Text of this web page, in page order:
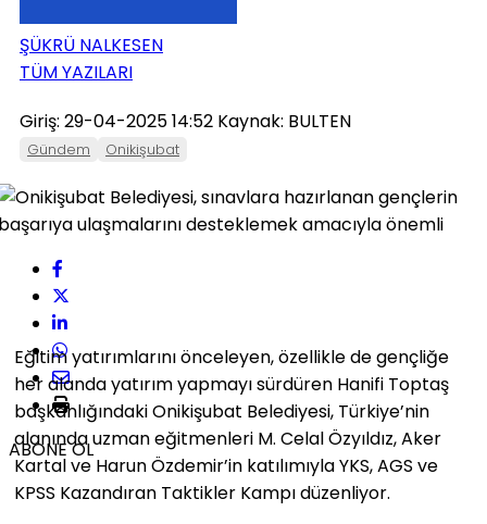
ŞÜKRÜ NALKESEN
TÜM YAZILARI
Giriş: 29-04-2025 14:52 Kaynak: BULTEN
Gündem Onikişubat
ABONE OL
Eğitim yatırımlarını önceleyen, özellikle de gençliğe
her alanda yatırım yapmayı sürdüren Hanifi Toptaş
başkanlığındaki Onikişubat Belediyesi, Türkiye’nin
alanında uzman eğitmenleri M. Celal Özyıldız, Aker
Kartal ve Harun Özdemir’in katılımıyla YKS, AGS ve
KPSS Kazandıran Taktikler Kampı düzenliyor.